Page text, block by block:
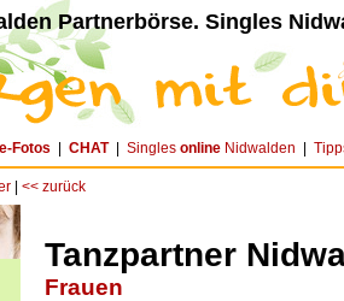
Partnerbörse. Singles
Fotos CHAT| Singles online Nidwalden
<< zurück
Tanzpartner
Frauen